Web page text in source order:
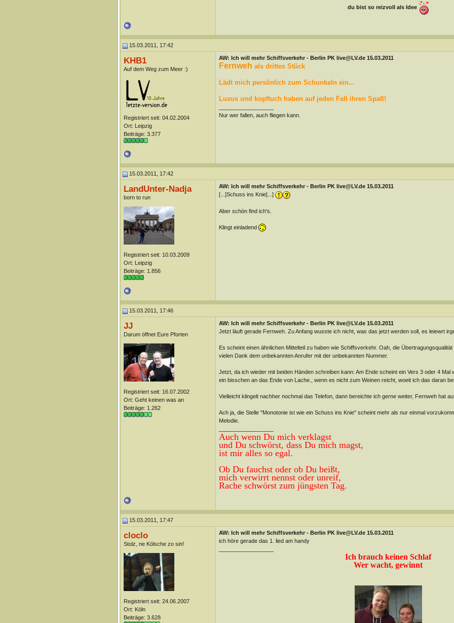
du bist so reizvoll als Idee
15.03.2011, 17:42
KHB1
Auf dem Weg zum Meer :)
Registriert seit: 04.02.2004
Ort: Leipzig
Beiträge: 3.377
AW: Ich will mehr Schiffsverkehr - Berlin PK live@LV.de 15.03.2011
Fernweh als drittes Stück
Lädt mich persönlich zum Schunkeln ein...
Luxus und kopftuch haben auf jeden Fall ihren Spaß!
Nur wer fallen, auch fliegen kann.
15.03.2011, 17:42
LandUnter-Nadja
born to run
Registriert seit: 10.03.2009
Ort: Leipzig
Beiträge: 1.856
AW: Ich will mehr Schiffsverkehr - Berlin PK live@LV.de 15.03.2011
[...]Schuss ins Knie[...]
Aber schön find ich's.
Klingt einladend
15.03.2011, 17:46
JJ
Darum öffnet Eure Pforten
Registriert seit: 16.07.2002
Ort: Geht keinen was an
Beiträge: 1.262
AW: Ich will mehr Schiffsverkehr - Berlin PK live@LV.de 15.03.2011
Jetzt läuft gerade Fernweh. Zu Anfang wusste ich nicht, was das jetzt werden soll, es leiewrt
Es scheint einen ähnlichen Mittelteil zu haben wie Schiffsverkehr. Oah, die
vielen Dank dem unbekannten Anrufer mit der unbekannten Nummer.
Jetzt, da ich wieder mit beiden Händen schreiben kann: Am Ende scheint ein Vers 3 oder 4 Mal
ein bisschen an das Ende von Lache., wenn es nicht zum Weinen reicht, woeit ich das daran
Vielleicht klingelt nachher nochmal das Telefon, dann bereichte ich gerne weiter, Fernweh hat
Ach ja, die Stelle "Monotonie ist wie ein Schuss ins Knie" scheint mehr als nur einmal
Melodie.
Auch wenn Du mich verklagst
und Du schwörst, dass Dumich magst,
ist mir alles so egal.
Ob Du fauchst oder ob Du beißt,
mich verwirrt nennst oder unreif,
Rache schwörst zum jüngsten Tag.
15.03.2011, 17:47
cloclo
Stolz, ne Kölsche zo sin!
Registriert seit: 24.06.2007
Ort: Köln
Beiträge: 3.628
AW: Ich will mehr Schiffsverkehr - Berlin PK live@LV.de 15.03.2011
ich höre gerade das 1. lied am handy
Ich brauch keinen Schlaf
Wer wacht, gewinnt